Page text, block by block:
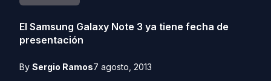
El Samsung Galaxy Note 3 ya tiene fecha de
presentación
By Sergio Ramos7 agosto, 2013